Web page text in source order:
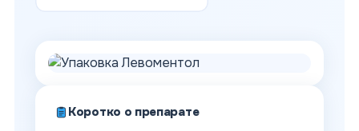
Коротко о препарате